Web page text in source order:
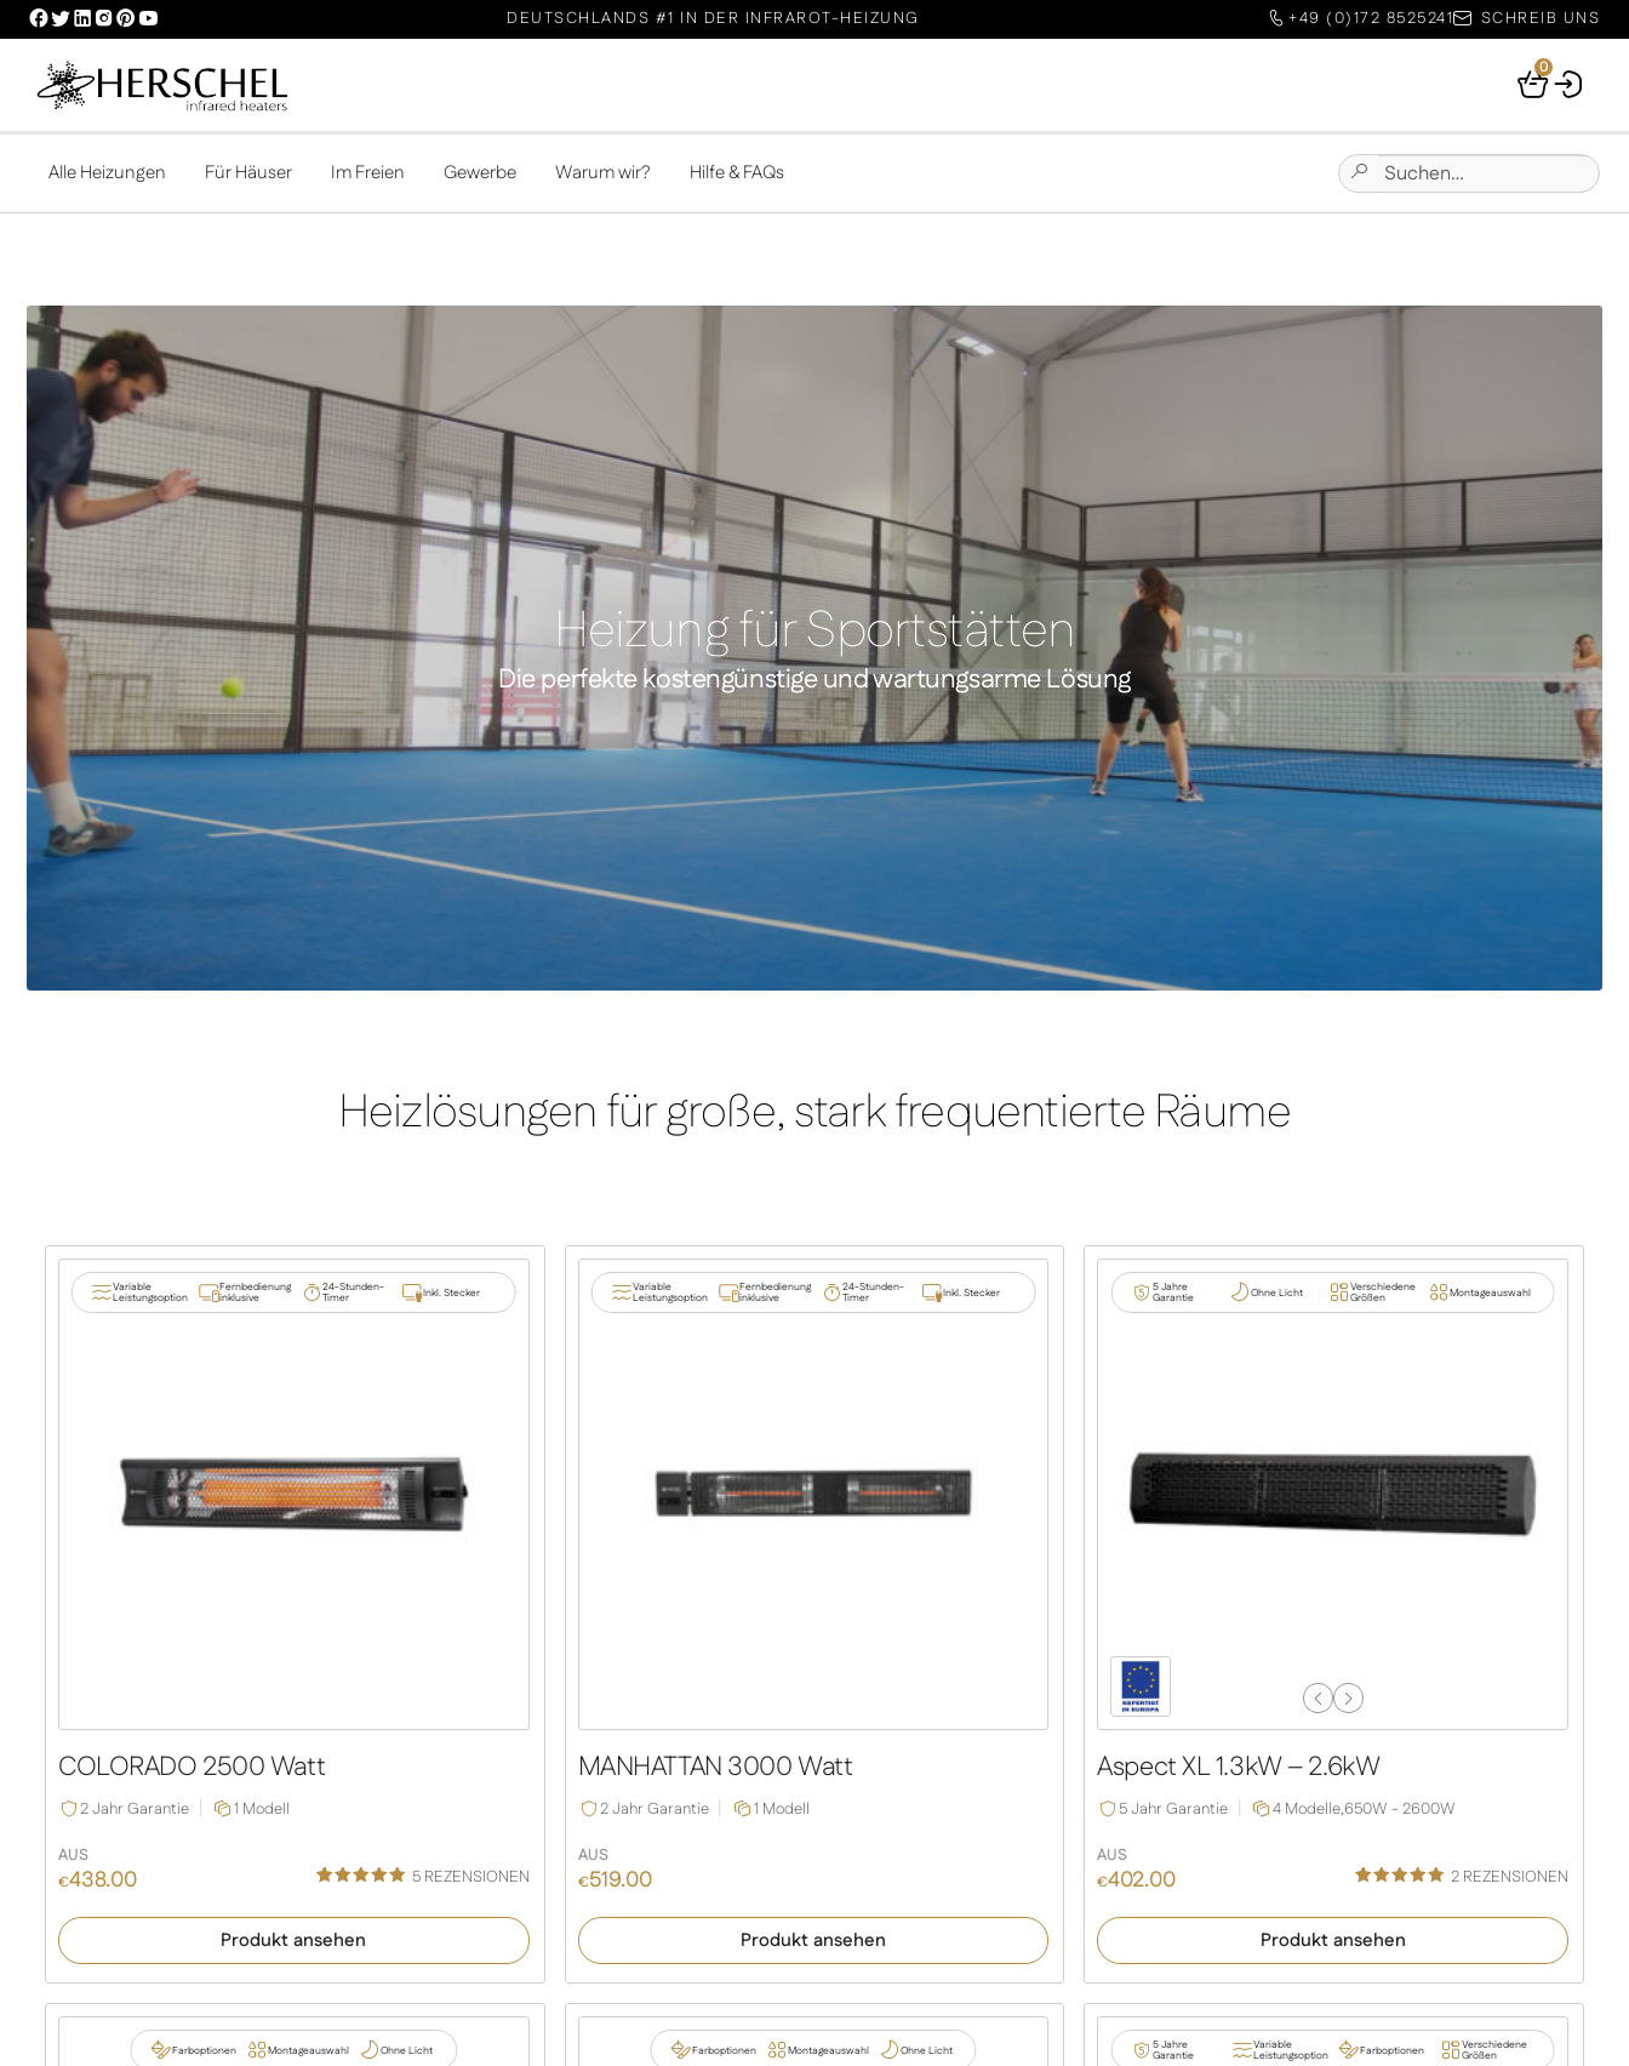
HERSCHEL
FACEBOOK
PROFILE
HERSCHEL
TWITTER
PROFILE
HERSCHEL
LINKEDIN
HERSCHEL
INSTAGRAM
HERSCHEL
PINTEREST
HERSCHEL
YOUTUBE
DEUTSCHLANDS #1 IN DER INFRAROT-HEIZUNG +49 (0)172 8525241 SCHREIB UNS
Your
0
Alle Heizungen Für Häuser Im Freien Gewerbe Warum wir? Hilfe & FAQs
Submit
Site
Suchen
nach:
Heizung für Sportstätten
Die perfekte kostengünstige und wartungsarme Lösung
Heizlösungen für große, stark frequentierte Räume
Variable
Leistungsoption
Fernbedienung
inklusive
24-Stunden-
Timer Inkl. Stecker
COLORADO 2500 Watt
2 Jahr Garantie 1 Modell
AUS
€438.00
von 5,
Kundenbe
5REZENSIONEN
Produkt ansehen
Variable
Leistungsoption
Fernbedienung
inklusive
24-Stunden-
Timer Inkl. Stecker
MANHATTAN 3000 Watt
2 Jahr Garantie 1 Modell
AUS
€519.00
Produkt ansehen
5 Jahre
Garantie Ohne Licht Verschiedene
Größen Montageauswahl
Previous
Next
Aspect XL 1.3kW – 2.6kW
5 Jahr Garantie 4 Modelle,650W - 2600W
AUS
€402.00
von 5,
Kundenbe
2REZENSIONEN
Produkt ansehen
Farboptionen Montageauswahl Ohne Licht Farboptionen Montageauswahl Ohne Licht 5 Jahre
Garantie
Variable
Leistungsoption Farboptionen Verschiedene
Größen